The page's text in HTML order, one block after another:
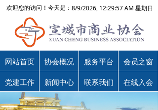
8/9/2026, 12:29:57 AM 星期日
欢迎您的访问！今天是：
网站首页 协会概况 服务平台 会员之窗
党建工作 新闻中心 联系我们 在线入会